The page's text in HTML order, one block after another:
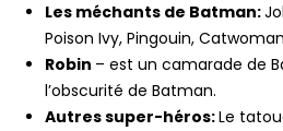
Les méchants de Batman:
Poison Ivy, Pingouin,
Robin – est un camarade de
l’obscurité de Batman.
Autres super-héros:Le